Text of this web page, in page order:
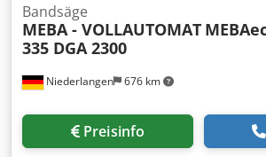
Niederlangen 676 km
Bandsäge
MEBA - VOLLAUTOMAT
335 DGA 2300
Preisinfo